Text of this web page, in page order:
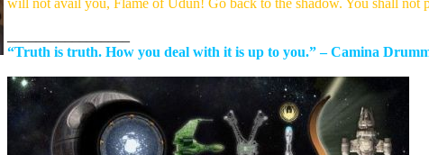
“Truth is truth. How you deal with it is up to you.” – Camina